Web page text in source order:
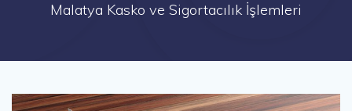
Malatya Kasko ve Sigortacılık İşlemleri